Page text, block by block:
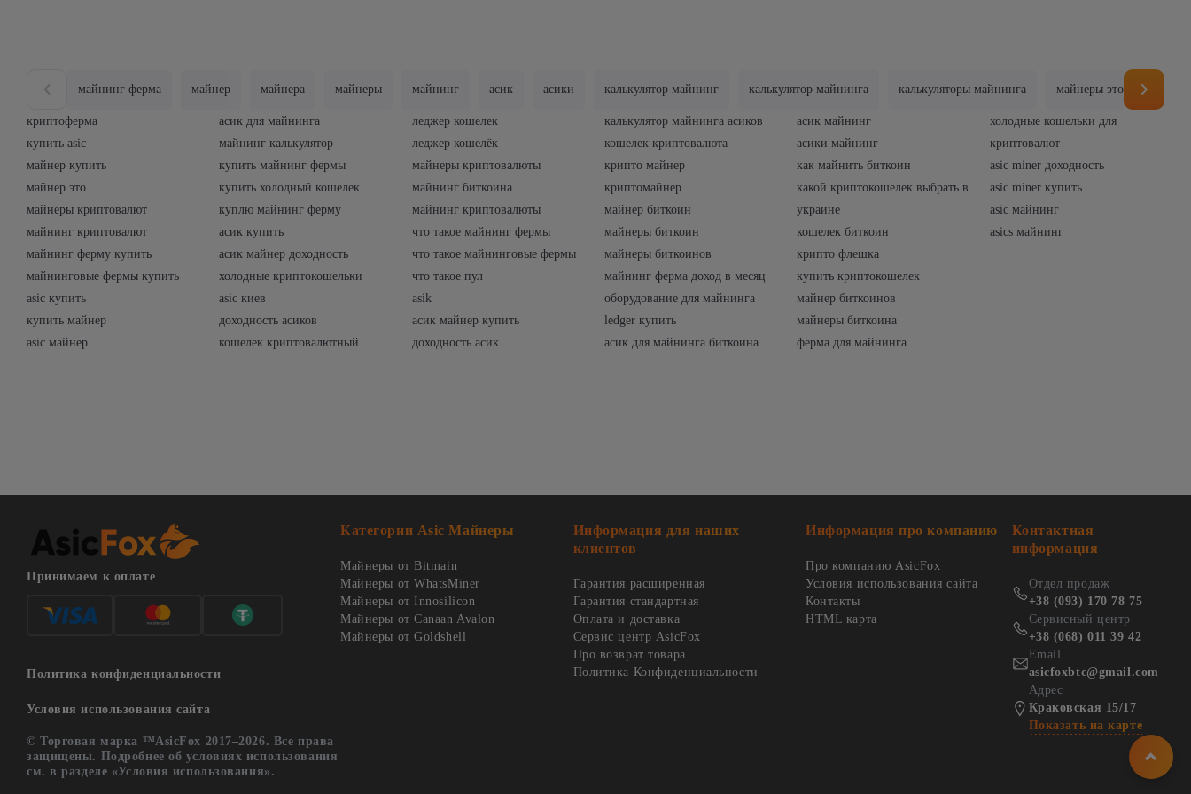
майнинг ферма майнер майнера майнеры майнинг асик асики калькулятор майнинг калькулятор майнинга калькуляторы майнинга майнеры это
криптоферма
купить asic
майнер купить
майнер это
майнеры криптовалют
майнинг криптовалют
майнинг ферму купить
майнинговые фермы купить
asic купить
купить майнер
asic майнер
асик для майнинга
майнинг калькулятор
купить майнинг фермы
купить холодный кошелек
куплю майнинг ферму
асик купить
асик майнер доходность
холодные криптокошельки
asic киев
доходность асиков
кошелек криптовалютный
леджер кошелек
леджер кошелёк
майнеры криптовалюты
майнинг биткоина
майнинг криптовалюты
что такое майнинг фермы
что такое майнинговые фермы
что такое пул
asik
асик майнер купить
доходность асик
калькулятор майнинга асиков
кошелек криптовалюта
крипто майнер
криптомайнер
майнер биткоин
майнеры биткоин
майнеры биткоинов
майнинг ферма доход в месяц
оборудование для майнинга
ledger купить
асик для майнинга биткоина
асик майнинг
асики майнинг
как майнить биткоин
какой криптокошелек выбрать в
украине
кошелек биткоин
крипто флешка
купить криптокошелек
майнер биткоинов
майнеры биткоина
ферма для майнинга
холодные кошельки для
криптовалют
asic miner доходность
asic miner купить
asic майнинг
asics майнинг
Принимаем к оплате
Политика конфиденциальности
Условия использования сайта
© Торговая марка ™AsicFox 2017–2026. Все права
защищены. Подробнее об условиях использования
см. в разделе «Условия использования».
Категории Asic Майнеры
Майнеры от Bitmain
Майнеры от WhatsMiner
Майнеры от Innosilicon
Майнеры от Canaan Avalon
Майнеры от Goldshell
Информация для наших
клиентов
Гарантия расширенная
Гарантия стандартная
Оплата и доставка
Сервис центр AsicFox
Про возврат товара
Политика Конфиденциальности
Информация про компанию
Про компанию AsicFox
Условия использования сайта
Контакты
HTML карта
Контактная
информация
Отдел продаж
+38 (093) 170 78 75
Сервисный центр
+38 (068) 011 39 42
Email
asicfoxbtc@gmail.com
Адрес
Краковская 15/17
Показать на карте